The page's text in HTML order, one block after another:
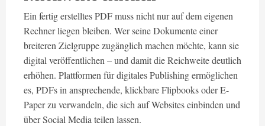
Ein fertig erstelltes PDF muss nicht nur auf dem eigenen
Rechner liegen bleiben. Wer seine Dokumente einer
breiteren Zielgruppe zugänglich machen möchte, kann sie
digital veröffentlichen – und damit die Reichweite deutlich
erhöhen. Plattformen für digitales Publishing ermöglichen
es, PDFs in ansprechende, klickbare Flipbooks oder E-
Paper zu verwandeln, die sich auf Websites einbinden und
über Social Media teilen lassen.